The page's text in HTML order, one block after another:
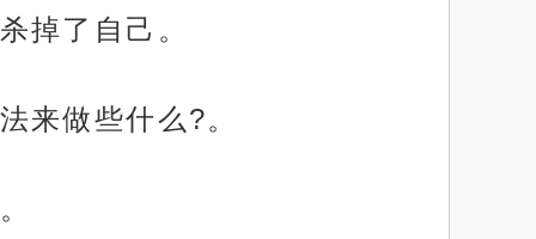
掉了自己。
来做些什么?。